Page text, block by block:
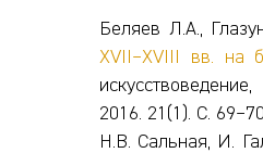
Беляев Л.А.,
XVII–XVIII вв. на
2016. 21(1). С.
Н.В. Сальная, И.